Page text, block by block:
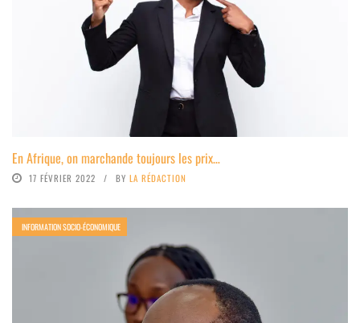
En Afrique, on marchande toujours les prix…
17 FÉVRIER 2022 BY LA RÉDACTION
INFORMATION SOCIO-ÉCONOMIQUE